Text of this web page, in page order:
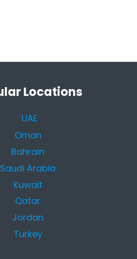
Locations
UAE
Oman
Bahrain
Saudi Arabia
Kuwait
Qatar
Jordan
Turkey